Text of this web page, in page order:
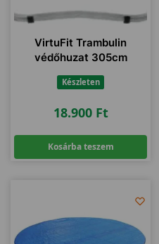
VirtuFit Trambulin
védőhuzat 305cm
Készleten
18.900 Ft
Kosárba teszem